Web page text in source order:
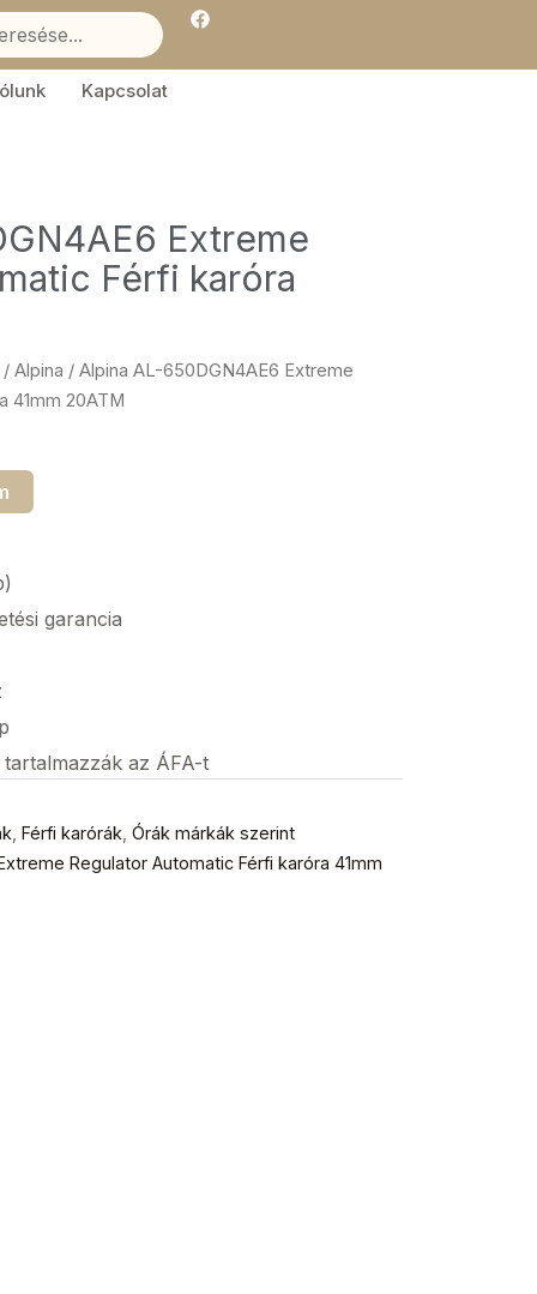
F
a
e
Kapcsolat
Extreme
Férfi karóra
/ Alpina / Alpina AL-650DGN4AE6 Extreme
41mm 20ATM
garancia
az ÁFA-t
Férfi karórák Órák márkák szerint
Regulator Automatic Férfi karóra 41mm